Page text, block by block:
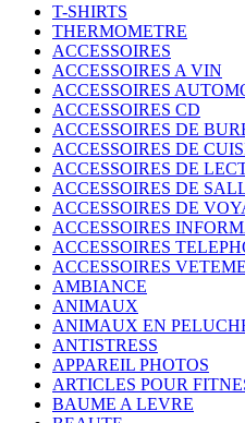
T-SHIRTS
THERMOMETRE
ACCESSOIRES
ACCESSOIRES A VIN
ACCESSOIRES
ACCESSOIRES CD
ACCESSOIRES DE
ACCESSOIRES DE
ACCESSOIRES DE
ACCESSOIRES DE
ACCESSOIRES DE
ACCESSOIRES
ACCESSOIRES
ACCESSOIRES
AMBIANCE
ANIMAUX
ANIMAUX EN
ANTISTRESS
APPAREIL PHOTOS
ARTICLES POUR
BAUME A LEVRE